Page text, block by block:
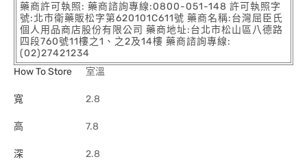
藥商許可執照: 藥商諮詢專線:0800-051-148 許可執照字
號:北市衛藥販松字第620101C611號 藥商名稱:台灣屈臣氏
個人用品商店股份有限公司 藥商地址:台北市松山區八德路
四段760號11樓之1、之2及14樓 藥商諮詢專線:
(02)27421234
How To Store
室溫
寬 2.8
高 7.8
深 2.8